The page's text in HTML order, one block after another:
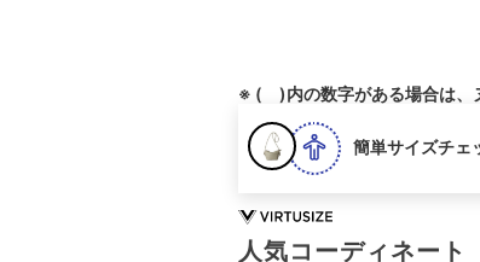
※ ( )内の数字がある場合は、
簡単サイズチェ
人気コーディネート